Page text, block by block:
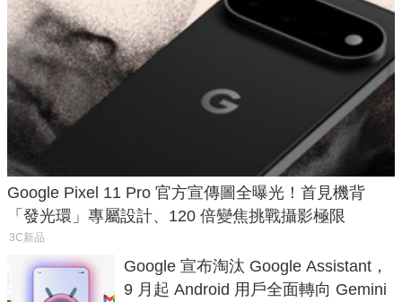
Google Pixel 11 Pro 官方宣傳圖全曝光！首見機背
「發光環」專屬設計、120 倍變焦挑戰攝影極限
3C新品
Google 宣布淘汰 Google Assistant，
9 月起 Android 用戶全面轉向 Gemini